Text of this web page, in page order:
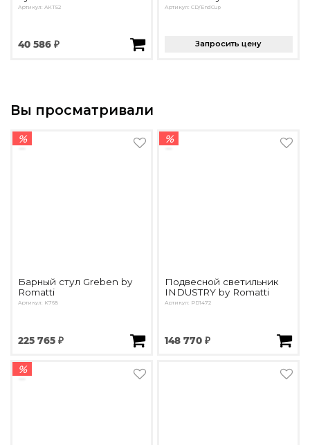
Артикул: AKT52
40 586 ₽
Артикул: CD/EndCup
Запросить цену
Вы просматривали
%
Барный стул Greben by
Romatti
Артикул: K768
225 765 ₽
%
Подвесной светильник
INDUSTRY by Romatti
Артикул: PD1472
148 770 ₽
%